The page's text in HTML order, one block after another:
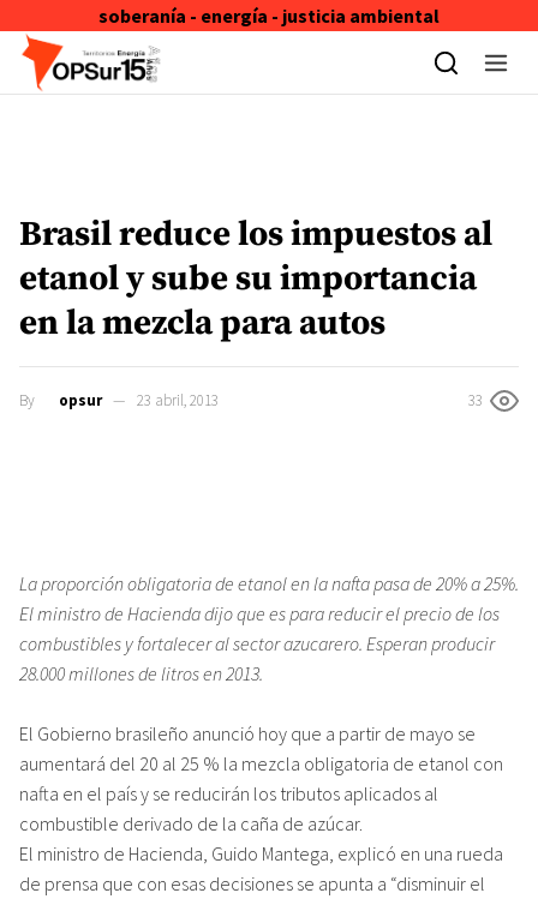
soberanía - energía - justicia ambiental
Skip to content
Brasil reduce los impuestos al
etanol y sube su importancia
en la mezcla para autos
By opsur 23 abril, 2013 33
La proporción obligatoria de etanol en la nafta pasa de 20% a 25%.
El ministro de Hacienda dijo que es para reducir el precio de los
combustibles y fortalecer al sector azucarero. Esperan producir
28.000 millones de litros en 2013.
El Gobierno brasileño anunció hoy que a partir de mayo se
aumentará del 20 al 25 % la mezcla obligatoria de etanol con
nafta en el país y se reducirán los tributos aplicados al
combustible derivado de la caña de azúcar.
El ministro de Hacienda, Guido Mantega, explicó en una rueda
de prensa que con esas decisiones se apunta a “disminuir el